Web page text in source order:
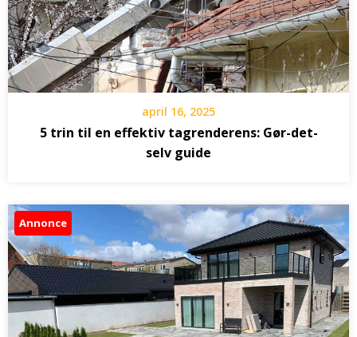
april 16, 2025
5 trin til en effektiv tagrenderens: Gør-det-
selv guide
Annonce